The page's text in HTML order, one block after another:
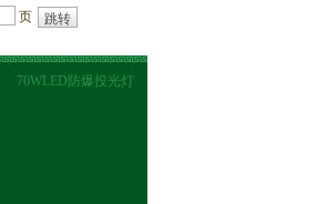
页
70WLED防爆投光灯